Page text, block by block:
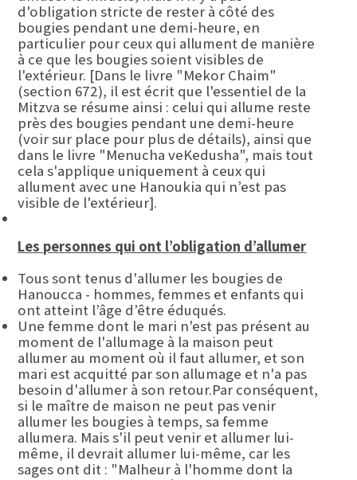
d'obligation stricte de rester à côté des
bougies pendant une demi-heure, en
particulier pour ceux qui allument de manière
à ce que les bougies soient visibles de
l'extérieur. [Dans le livre "Mekor Chaim"
(section 672), il est écrit que l'essentiel de la
Mitzva se résume ainsi : celui qui allume reste
près des bougies pendant une demi-heure
(voir sur place pour plus de détails), ainsi que
dans le livre "Menucha veKedusha", mais tout
cela s'applique uniquement à ceux qui
allument avec une Hanoukia qui n’est pas
visible de l'extérieur].
Les personnes qui ont l’obligation d’allumer
Tous sont tenus d'allumer les bougies de
Hanoucca - hommes, femmes et enfants qui
ont atteint l’âge d’être éduqués.
Une femme dont le mari n'est pas présent au
moment de l'allumage à la maison peut
allumer au moment où il faut allumer, et son
mari est acquitté par son allumage et n'a pas
besoin d'allumer à son retour.Par conséquent,
si le maître de maison ne peut pas venir
allumer les bougies à temps, sa femme
allumera. Mais s'il peut venir et allumer lui-
même, il devrait allumer lui-même, car les
sages ont dit : "Malheur à l'homme dont la